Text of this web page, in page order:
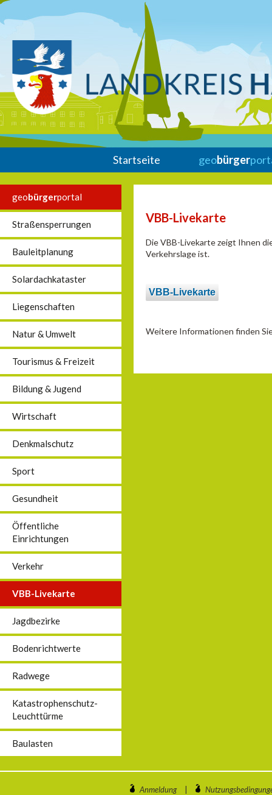
Startseite geobürger
geobürgerportal
Straßensperrungen
Bauleitplanung
Solardachkataster
Liegenschaften
Natur & Umwelt
Tourismus & Freizeit
Bildung & Jugend
Wirtschaft
Denkmalschutz
Sport
Gesundheit
Öffentliche
Einrichtungen
Verkehr
VBB-Livekarte
Jagdbezirke
Bodenrichtwerte
Radwege
Katastrophenschutz-
Leuchttürme
Baulasten
VBB-Livekarte
Die VBB-Livekarte zeigt Ihnen
Verkehrslage ist.
VBB-Livekarte
Weitere Informationen finden
Anmeldung